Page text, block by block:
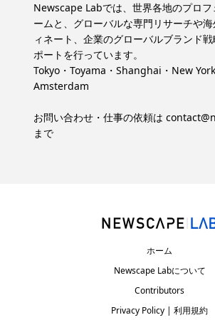
Newscape Labでは、世界各地のプロフ
ームと、グローバルな専門リサーチや
ィネート、企業のグローバルブランド
ポートを行っています。
Tokyo・Toyama・Shanghai・New
Amsterdam
お問い合わせ・仕事の依頼は
まで
ホーム
Newscape Labについて
Contributors
Privacy Policy | 利用規約